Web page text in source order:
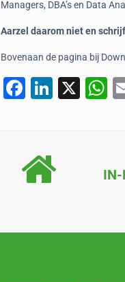
Managers, DBA’s en Data
Aarzel daarom niet en
Bovenaan de pagina bij
F
e
b
Li
dI
X
A
IN-